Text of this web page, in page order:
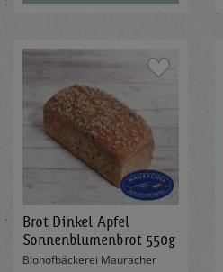
Brot Dinkel Apfel
Sonnenblumenbrot 550g
Biohofbäckerei Mauracher